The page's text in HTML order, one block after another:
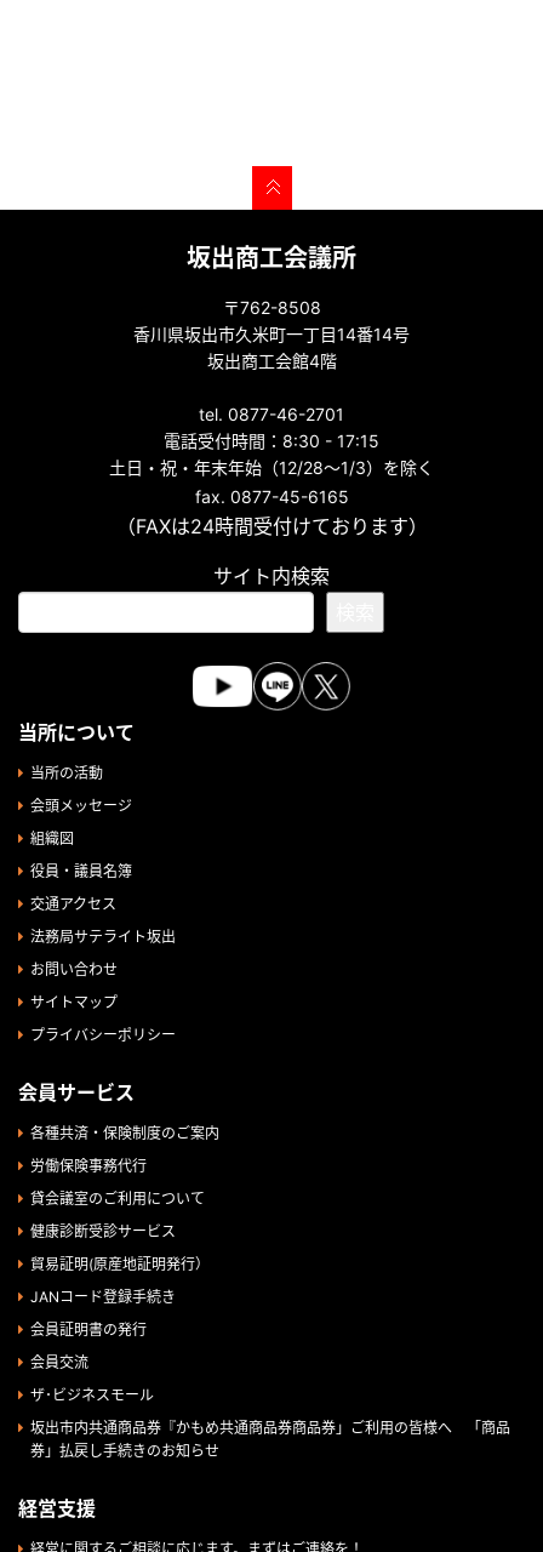
坂出商工会議所
〒762-8508
香川県坂出市久米町一丁目14番14号
坂出商工会館4階
tel. 0877-46-2701
電話受付時間：8:30 - 17:15
土日・祝・年末年始（12/28～1/3）を除く
fax. 0877-45-6165
（FAXは24時間受付けております）
サイト内検索
当所について
当所の活動
会頭メッセージ
組織図
役員・議員名簿
交通アクセス
法務局サテライト坂出
お問い合わせ
サイトマップ
プライバシーポリシー
会員サービス
各種共済・保険制度のご案内
労働保険事務代行
貸会議室のご利用について
健康診断受診サービス
貿易証明(原産地証明発行）
JANコード登録手続き
会員証明書の発行
会員交流
ザ･ビジネスモール
坂出市内共通商品券『かもめ共通商品券商品券」ご利用の皆様へ 「商品
券」払戻し手続きのお知らせ
経営支援